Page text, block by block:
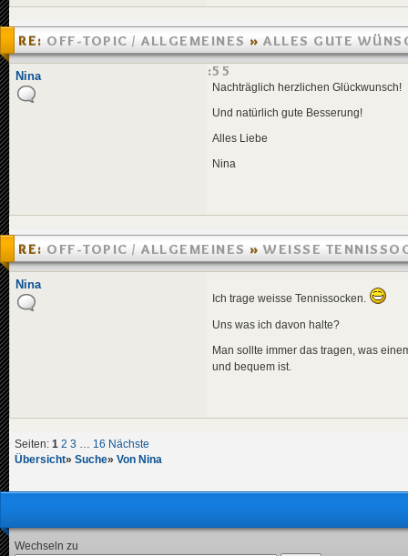
RE: OFF-TOPIC / ALLGEMEINES » ALLES GUTE
SELBER!
10.04.2005 12:55
Nina
Nachträglich herzlichen Glückwunsch!
Und natürlich gute Besserung!
Alles Liebe
Nina
RE: OFF-TOPIC / ALLGEMEINES » WEISSE
»01.04.2005 21:04
Nina
Ich trage weisse Tennissocken.
Uns was ich davon halte?
Man sollte immer das tragen, was
und bequem ist.
Seiten: 1 2 3 … 16 Nächste
Übersicht» Suche» Von Nina
Wechseln zu